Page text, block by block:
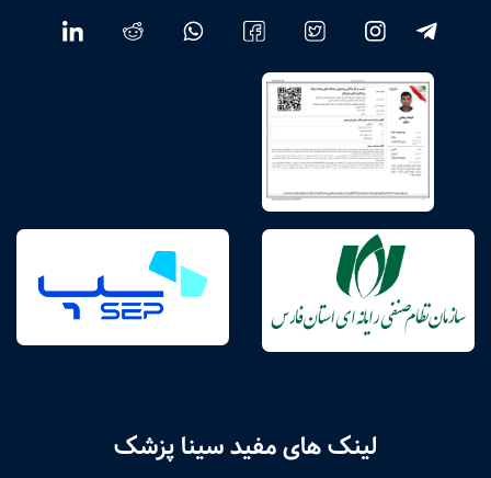
لینک های مفید سینا پزشک